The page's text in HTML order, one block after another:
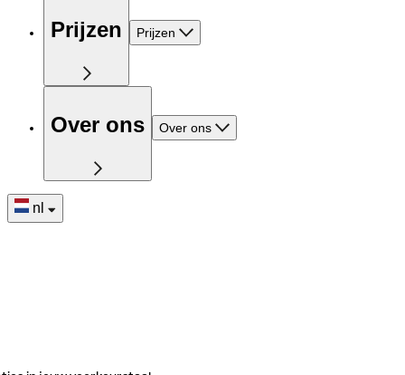
Prijzen Prijzen
Over ons Over ons
nl